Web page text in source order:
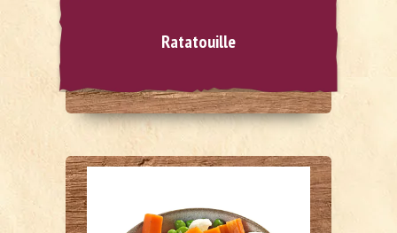
Ratatouille